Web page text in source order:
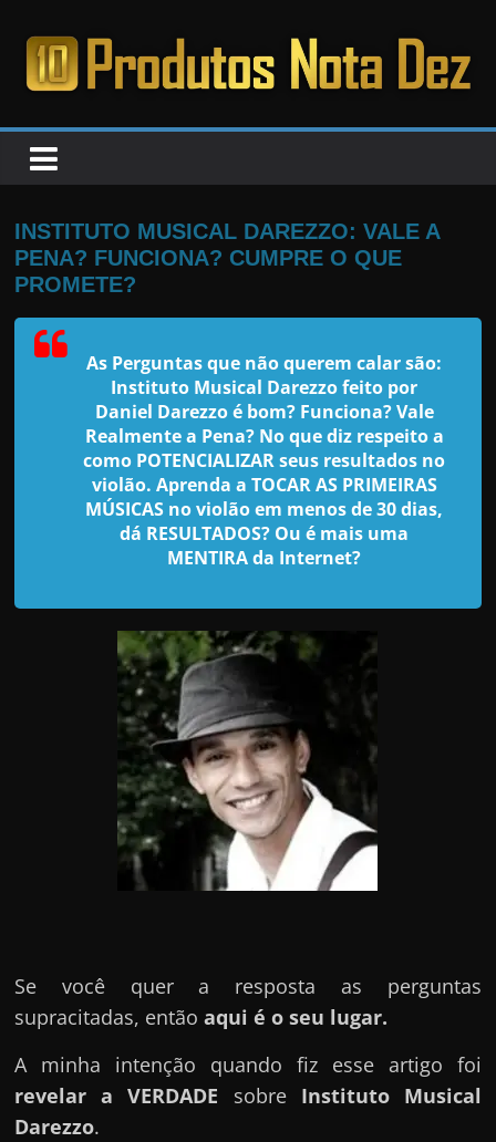
para
conteúdo
PRODUTOS
NOTA
DEZ
C
a
u
e
l
e
c
INSTITUTO MUSICAL DAREZZO: VALE A
PENA? FUNCIONA? CUMPRE O QUE
PROMETE?
As Perguntas que não querem calar são:
Instituto Musical Darezzo feito por
Daniel Darezzo é bom? Funciona? Vale
Realmente a Pena? No que diz respeito a
como POTENCIALIZAR seus resultados no
violão. Aprenda a TOCAR AS PRIMEIRAS
MÚSICAS no violão em menos de 30 dias,
dá RESULTADOS? Ou é mais uma
MENTIRA da Internet?
Se você quer a resposta as perguntas
supracitadas, então aqui é o seu lugar.
A minha intenção quando fiz esse artigo foi
revelar a VERDADE sobre Instituto Musical
Darezzo.